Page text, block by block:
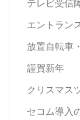
テレビ受信
エントラン
放置自転車
謹賀新年
クリスマス
セコム導入